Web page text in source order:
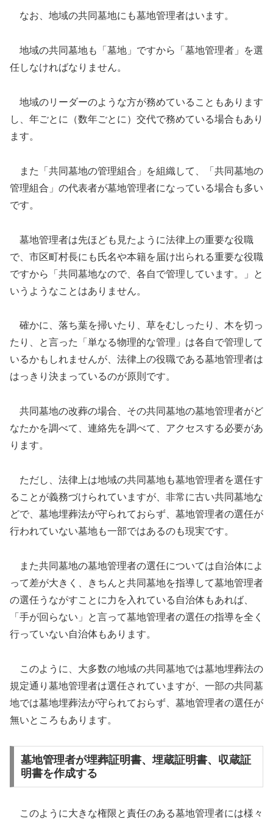
なお、地域の共同墓地にも墓地管理者はいます。
地域の共同墓地も「墓地」ですから「墓地管理者」を選
任しなければなりません。
地域のリーダーのような方が務めていることもあります
し、年ごとに（数年ごとに）交代で務めている場合もあり
ます。
また「共同墓地の管理組合」を組織して、「共同墓地の
管理組合」の代表者が墓地管理者になっている場合も多い
です。
墓地管理者は先ほども見たように法律上の重要な役職
で、市区町村長にも氏名や本籍を届け出られる重要な役職
ですから「共同墓地なので、各自で管理しています。」と
いうようなことはありません。
確かに、落ち葉を掃いたり、草をむしったり、木を切っ
たり、と言った「単なる物理的な管理」は各自で管理して
いるかもしれませんが、法律上の役職である墓地管理者は
はっきり決まっているのが原則です。
共同墓地の改葬の場合、その共同墓地の墓地管理者がど
なたかを調べて、連絡先を調べて、アクセスする必要があ
ります。
ただし、法律上は地域の共同墓地も墓地管理者を選任す
ることが義務づけられていますが、非常に古い共同墓地な
どで、墓地埋葬法が守られておらず、墓地管理者の選任が
行われていない墓地も一部ではあるのも現実です。
また共同墓地の墓地管理者の選任については自治体によ
って差が大きく、きちんと共同墓地を指導して墓地管理者
の選任うながすことに力を入れている自治体もあれば、
「手が回らない」と言って墓地管理者の選任の指導を全く
行っていない自治体もあります。
このように、大多数の地域の共同墓地では墓地埋葬法の
規定通り墓地管理者は選任されていますが、一部の共同墓
地では墓地埋葬法が守られておらず、墓地管理者の選任が
無いところもあります。
墓地管理者が埋葬証明書、埋蔵証明書、収蔵証
明書を作成する
このように大きな権限と責任のある墓地管理者には様々